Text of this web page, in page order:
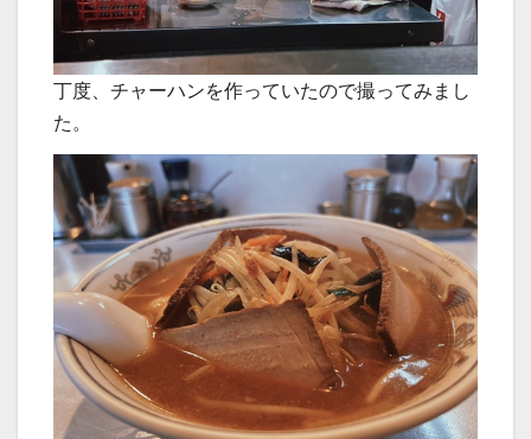
丁度、チャーハンを作っていたので撮ってみまし
た。